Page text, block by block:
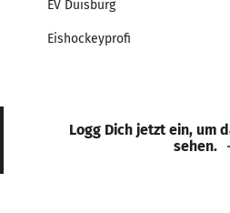
EV Duisburg
Eishockeyprofi
Logg Dich jetzt ein, um
sehen.